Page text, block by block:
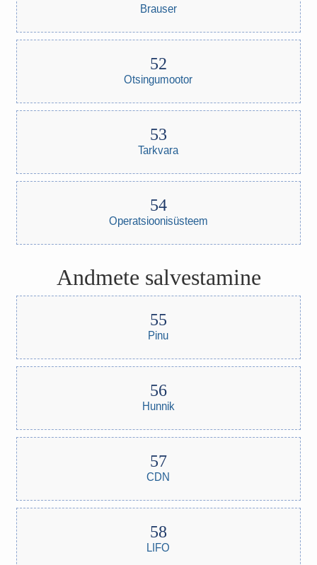
Brauser
Otsingumootor
Tarkvara
Operatsioonisüsteem
Andmete salvestamine
Pinu
Hunnik
CDN
LIFO